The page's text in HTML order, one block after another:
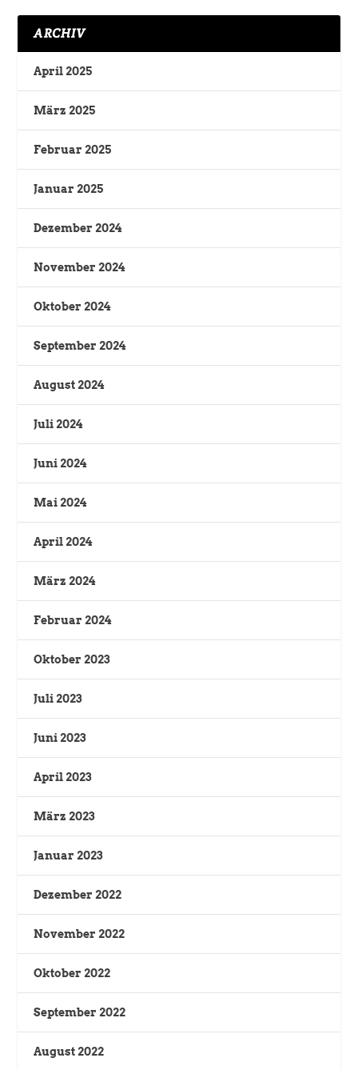
ARCHIV
April 2025
März 2025
Februar 2025
Januar 2025
Dezember 2024
November 2024
Oktober 2024
September 2024
August 2024
Juli 2024
Juni 2024
Mai 2024
April 2024
März 2024
Februar 2024
Oktober 2023
Juli 2023
Juni 2023
April 2023
März 2023
Januar 2023
Dezember 2022
November 2022
Oktober 2022
September 2022
August 2022